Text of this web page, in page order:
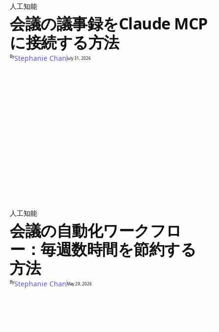
人工知能
会議の議事録をClaude MCP
に接続する方法
ByStephanie ChanJuly 31, 2026
人工知能
会議の自動化ワークフロ
ー：毎週数時間を節約する
方法
ByStephanie ChanMay 29, 2026